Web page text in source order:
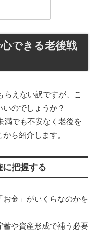
できる老後戦
らえない訳ですが、こ
のでしょうか？
満でも不安なく老後を
ら紹介します。
に把握する
お金」がいくらなのかを
蓄や資産形成で補う必要